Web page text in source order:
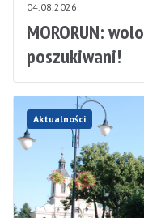
04.08.2026
MORORUN:
poszukiwani!
Aktualności